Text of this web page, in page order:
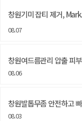
창원기미 잡티 제거,
08.07
창원여드름관리 압출 피
08.06
창원발톱무좀 안전하고
08.03